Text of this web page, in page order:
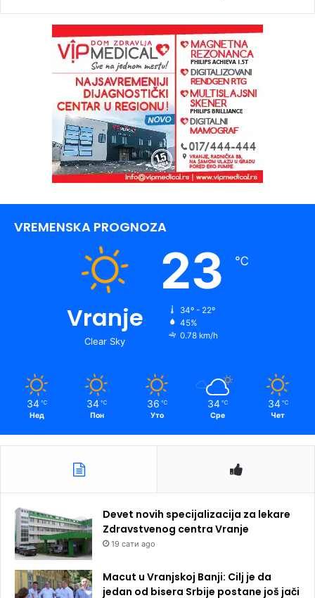
VREMENSKA PROGNOZA
Vranje
Clear Sky
23 ℃
34º - 22º
45%
0.78 km/h
34 ℃
Нед
34 ℃
Пон
36 ℃
Уто
34 ℃
Сре
34 ℃
Чет
Devet novih specijalizacija za lekare
Zdravstvenog centra Vranje
19 сати ago
Macut u Vranjskoj Banji: Cilj je da
jedan od bisera Srbije postane još jači